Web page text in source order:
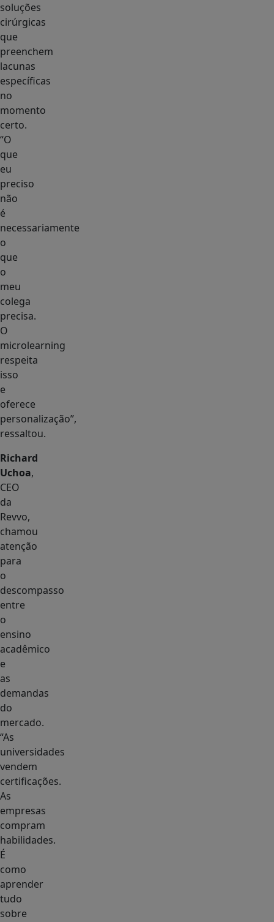
soluções
cirúrgicas
que
preenchem
lacunas
específicas
no
momento
certo.
“O
que
eu
preciso
não
é
necessariamente
o
que
o
meu
colega
precisa.
O
microlearning
respeita
isso
e
oferece
personalização”,
ressaltou.
Richard
Uchoa,
CEO
da
Revvo,
chamou
atenção
para
o
descompasso
entre
o
ensino
acadêmico
e
as
demandas
do
mercado.
“As
universidades
vendem
certificações.
As
empresas
compram
habilidades.
É
como
aprender
tudo
sobre